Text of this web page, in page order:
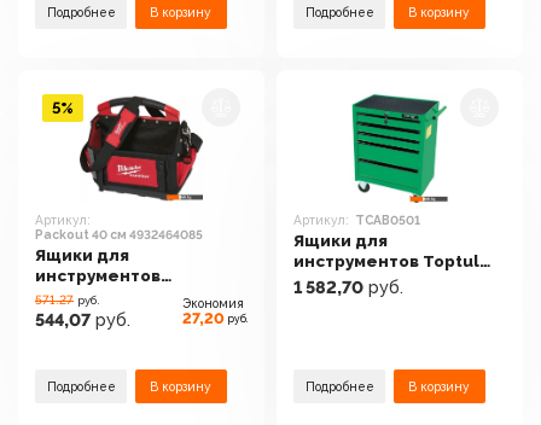
Подробнее В корзину Подробнее В корзину
Артикул:
Packout 40 см 4932464085
Ящики для
инструментов
Milwaukee Packout 40
см 4932464085
571.27 руб.
544,07 руб.
Экономия
27,20 руб.
Подробнее В корзину
5%
Артикул: TCAB0501
Ящики для
инструментов Toptul
TCAB0501
1 582,70 руб.
Подробнее В корзину